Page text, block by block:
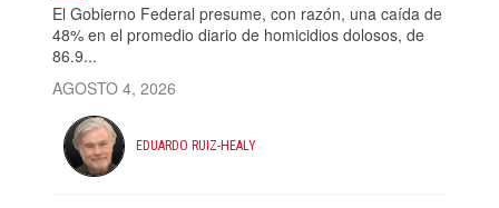
El Gobierno Federal presume, con razón, una caída de
48% en el promedio diario de homicidios dolosos, de
86.9...
AGOSTO 4, 2026
EDUARDO RUIZ-HEALY